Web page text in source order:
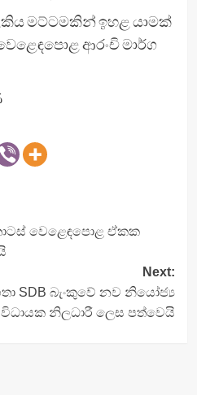
මට්ටමකින් ඉහළ යාමක්
ආරංචි මාර්ග
වෙළෙඳපොළ ඒකක
Next:
SDB බැංකුවේ නව නියෝජ්‍ය
විධායක නිලධාරී ලෙස පත්වෙයි